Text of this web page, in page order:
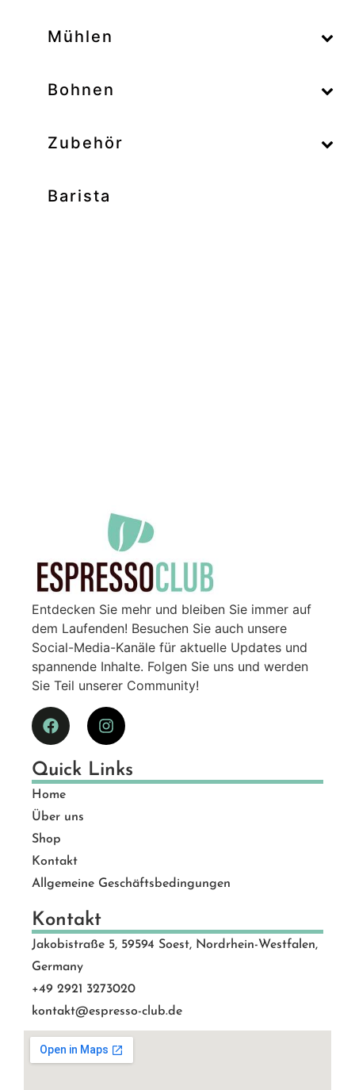
Mühlen
–
Bohnen
–
Zubehör
Barista
Entdecken Sie mehr und bleiben Sie immer auf
dem Laufenden! Besuchen Sie auch unsere
Social-Media-Kanäle für aktuelle Updates und
spannende Inhalte. Folgen Sie uns und werden
Sie Teil unserer Community!
Quick Links
Home
Über uns
Shop
Kontakt
Allgemeine Geschäftsbedingungen
Kontakt
Jakobistraße 5, 59594 Soest, Nordrhein-Westfalen,
Germany
+49 2921 3273020
kontakt@espresso-club.de